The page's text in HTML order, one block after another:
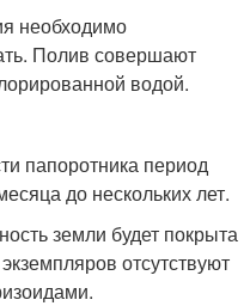
необходимо
Полив совершают
водой.
папоротника период
до нескольких лет.
земли будет покрыта
отсутствуют